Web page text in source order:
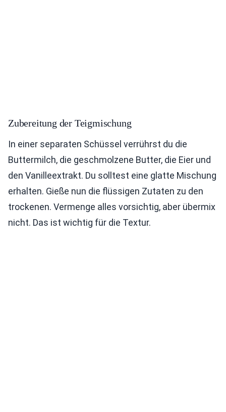
Zubereitung der Teigmischung
In einer separaten Schüssel verrührst du die
Buttermilch, die geschmolzene Butter, die Eier und
den Vanilleextrakt. Du solltest eine glatte Mischung
erhalten. Gieße nun die flüssigen Zutaten zu den
trockenen. Vermenge alles vorsichtig, aber übermix
nicht. Das ist wichtig für die Textur.